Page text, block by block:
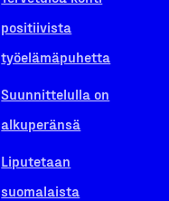
positiivista
työelämäpuhetta
Suunnittelulla on
alkuperänsä
Liputetaan
suomalaista